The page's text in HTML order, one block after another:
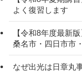
よく復習します
【令和8年度最新
桑名市・四日市市
なぜ出光は日章丸